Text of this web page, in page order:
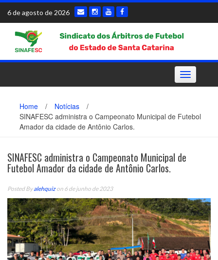
Skip
content
6 de agosto de 2026
Toggle
navigation
Home / Notícias
/
SINAFESC administra o Campeonato Municipal de Futebol
Amador da cidade de Antônio Carlos.
SINAFESC administra o Campeonato Municipal de
Futebol Amador da cidade de Antônio Carlos.
Posted Byalehquizon 6 de junho de 2023